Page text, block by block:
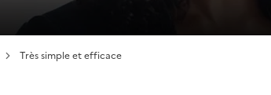
Très simple et efficace